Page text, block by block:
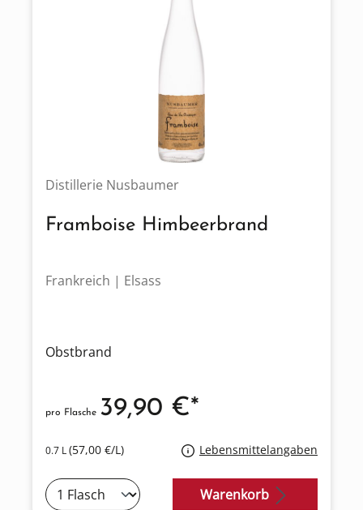
Distillerie Nusbaumer
Framboise Himbeerbrand
Frankreich | Elsass
Obstbrand
0.7 L(57,00 €/L) Lebensmittelangaben
pro Flasche 39,90 €*
Warenkorb